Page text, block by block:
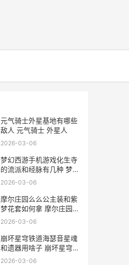
元气骑士外星基地有哪些
敌人 元气骑士 外星人
2026-03-06
梦幻西游手机游戏化生寺
的流派和经脉有几种 梦幻
西游手机游苹果
2026-03-06
摩尔庄园么么公主装和紫
梦花套如何拿 摩尔庄园么
么公主生日
2026-03-06
崩坏星穹铁道海瑟音星魂
和遗器用啥子 崩坏星穹铁
道海盗占领列车
2026-03-06